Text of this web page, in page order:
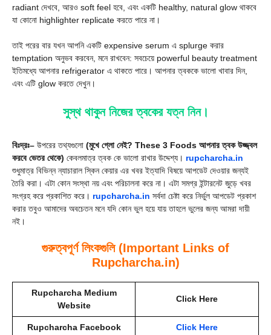
radiant দেখবে, আরও soft feel হবে, এবং একটি healthy, natural glow থাকবে
যা কোনো highlighter replicate করতে পারে না।
তাই পরের বার যখন আপনি একটি expensive serum এ splurge করার
temptation অনুভব করবেন, মনে রাখবেন: সবচেয়ে powerful beauty treatment
ইতিমধ্যে আপনার refrigerator এ থাকতে পারে। আপনার ত্বককে ভালো খাবার দিন,
এবং এটি glow করতে দেখুন।
সুস্থ থাকুন নিজের ত্বকের যত্ন নিন।
বিঃদ্রঃ– উপরের তথ্যগুলো (মুখে গ্লো নেই? These 3 Foods আপনার ত্বক উজ্জ্বল
করবে ভেতর থেকে) কেবলমাত্র ত্বক কে ভালো রাখার উদ্দেশ্য। rupcharcha.in
শুধুমাত্র বিভিন্ন ন্যাচারাল স্কিন কেয়ার এর খবর ইত্যাদি বিষয়ে আপডেট দেওয়ার জন্যই
তৈরি করা। এটা কোন সংস্থা নয় এবং পরিচালনা করে না। এটা সমগ্র ইন্টারনেট জুড়ে খবর
সংগ্রহ করে প্রকাশিত করে। rupcharcha.in সর্বদা চেষ্টা করে নির্ভুল আপডেট প্রকাশ
করার তবুও আমাদের অবচেতন মনে যদি কোন ভুল হয়ে যায় তাহলে ভুলের জন্য আমরা দায়ী
নই।
গুরুত্বপূর্ণ লিংকগুলি (Important Links of
Rupcharcha.in)
Rupcharcha Medium
Website
Click Here
Rupcharcha Facebook Click Here